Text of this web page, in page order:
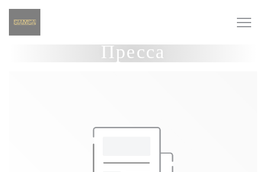
Панель управления cookies
Пресса